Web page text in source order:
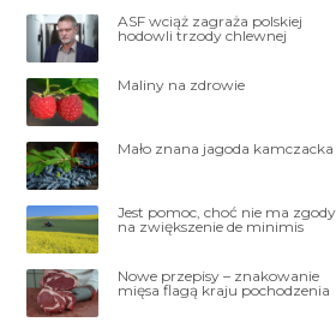
ASF wciąż zagraża polskiej
hodowli trzody chlewnej
Maliny na zdrowie
Mało znana jagoda kamczacka
Jest pomoc, choć nie ma zgody
na zwiększenie de minimis
Nowe przepisy – znakowanie
mięsa flagą kraju pochodzenia